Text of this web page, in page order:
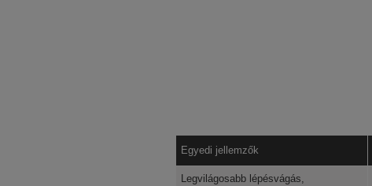
Egyedi jellemzők
Legvilágosabb lépésvágás,